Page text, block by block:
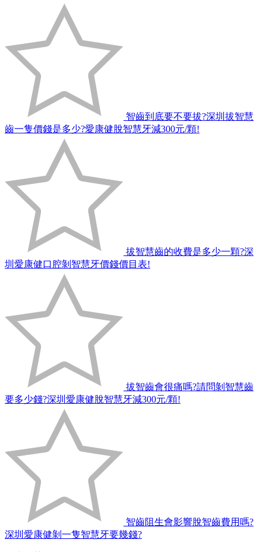
智齒到底要不要拔?深圳拔智慧
齒一隻價錢是多少?愛康健脫智慧牙減300元/顆!
拔智慧齒的收費是多少一顆?深
圳愛康健口腔剝智慧牙價錢價目表!
拔智齒會很痛嗎?請問剝智慧齒
要多少錢?深圳愛康健脫智慧牙減300元/顆!
智齒阻生會影響脫智齒費用嗎?
深圳愛康健剝一隻智慧牙要幾錢?